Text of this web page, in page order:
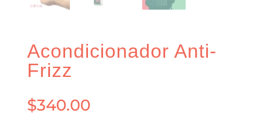
Acondicionador Anti-
Frizz
$340.00